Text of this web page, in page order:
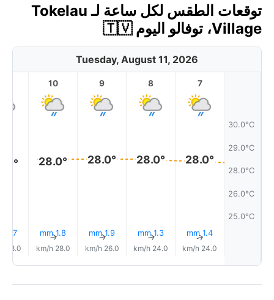
توقعات الطقس لكل ساعة لـ Tokelau
Village، توفالو اليوم 🇹🇻
Tuesday, August 11, 2026
30.0°C
29.0°C
28.0°C
26.0°C
25.0°C
7
28.0°
1.4 mm
↑
24.0 km/h
8
28.0°
1.3 mm
↑
24.0 km/h
9
28.0°
1.9 mm
↑
26.0 km/h
10
28.0°
1.8 mm
↑
28.0 km/h
1.7 mm
28.0 km/h